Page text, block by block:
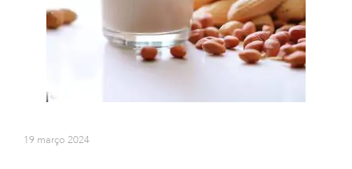
19 março 2024